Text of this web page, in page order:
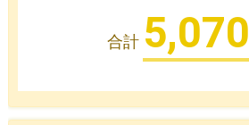
合計 5,070